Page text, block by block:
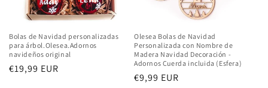
ó
n
:
Bolas de Navidad personalizadas
para árbol.Olesea.Adornos
navideños original
Precio
€19,99 EUR
Olesea Bolas de Navidad
Personalizada con Nombre de
Madera Navidad Decoración -
Adornos Cuerda incluida (Esfera)
Precio
€9,99 EUR